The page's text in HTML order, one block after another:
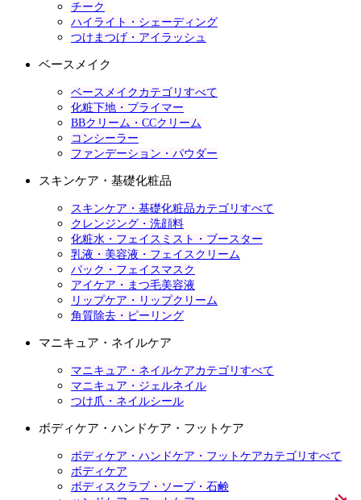
チーク
ハイライト・シェーディング
つけまつげ・アイラッシュ
ベースメイク
ベースメイクカテゴリすべて
化粧下地・プライマー
BBクリーム・CCクリーム
コンシーラー
ファンデーション・パウダー
スキンケア・基礎化粧品
スキンケア・基礎化粧品カテゴリすべて
クレンジング・洗顔料
化粧水・フェイスミスト・ブースター
乳液・美容液・フェイスクリーム
パック・フェイスマスク
アイケア・まつ毛美容液
リップケア・リップクリーム
角質除去・ピーリング
マニキュア・ネイルケア
マニキュア・ネイルケアカテゴリすべて
マニキュア・ジェルネイル
つけ爪・ネイルシール
ボディケア・ハンドケア・フットケア
ボディケア・ハンドケア・フットケアカテゴリすべて
ボディケア
ボディスクラブ・ソープ・石鹸